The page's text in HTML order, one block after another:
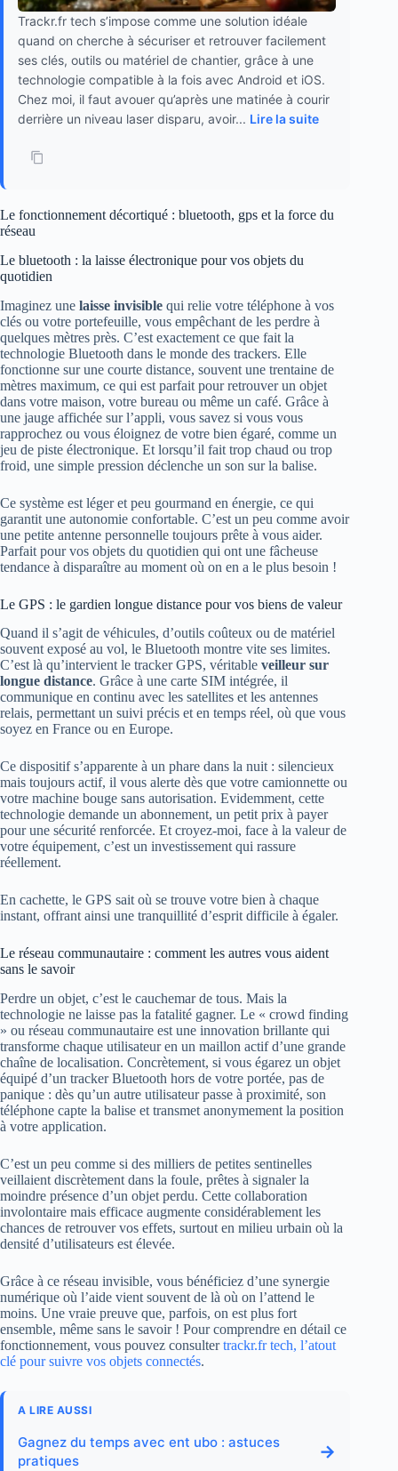
Trackr.fr tech s’impose comme une solution idéale
quand on cherche à sécuriser et retrouver facilement
ses clés, outils ou matériel de chantier, grâce à une
technologie compatible à la fois avec Android et iOS.
Chez moi, il faut avouer qu’après une matinée à courir
derrière un niveau laser disparu, avoir... Lire la suite
Le fonctionnement décortiqué : bluetooth, gps et la force du
réseau
Le bluetooth : la laisse électronique pour vos objets du
quotidien
Imaginez une laisse invisible qui relie votre téléphone à vos
clés ou votre portefeuille, vous empêchant de les perdre à
quelques mètres près. C’est exactement ce que fait la
technologie Bluetooth dans le monde des trackers. Elle
fonctionne sur une courte distance, souvent une trentaine de
mètres maximum, ce qui est parfait pour retrouver un objet
dans votre maison, votre bureau ou même un café. Grâce à
une jauge affichée sur l’appli, vous savez si vous vous
rapprochez ou vous éloignez de votre bien égaré, comme un
jeu de piste électronique. Et lorsqu’il fait trop chaud ou trop
froid, une simple pression déclenche un son sur la balise.
Ce système est léger et peu gourmand en énergie, ce qui
garantit une autonomie confortable. C’est un peu comme avoir
une petite antenne personnelle toujours prête à vous aider.
Parfait pour vos objets du quotidien qui ont une fâcheuse
tendance à disparaître au moment où on en a le plus besoin !
Le GPS : le gardien longue distance pour vos biens de valeur
Quand il s’agit de véhicules, d’outils coûteux ou de matériel
souvent exposé au vol, le Bluetooth montre vite ses limites.
C’est là qu’intervient le tracker GPS, véritable veilleur sur
longue distance. Grâce à une carte SIM intégrée, il
communique en continu avec les satellites et les antennes
relais, permettant un suivi précis et en temps réel, où que vous
soyez en France ou en Europe.
Ce dispositif s’apparente à un phare dans la nuit : silencieux
mais toujours actif, il vous alerte dès que votre camionnette ou
votre machine bouge sans autorisation. Evidemment, cette
technologie demande un abonnement, un petit prix à payer
pour une sécurité renforcée. Et croyez-moi, face à la valeur de
votre équipement, c’est un investissement qui rassure
réellement.
En cachette, le GPS sait où se trouve votre bien à chaque
instant, offrant ainsi une tranquillité d’esprit difficile à égaler.
Le réseau communautaire : comment les autres vous aident
sans le savoir
Perdre un objet, c’est le cauchemar de tous. Mais la
technologie ne laisse pas la fatalité gagner. Le « crowd finding
» ou réseau communautaire est une innovation brillante qui
transforme chaque utilisateur en un maillon actif d’une grande
chaîne de localisation. Concrètement, si vous égarez un objet
équipé d’un tracker Bluetooth hors de votre portée, pas de
panique : dès qu’un autre utilisateur passe à proximité, son
téléphone capte la balise et transmet anonymement la position
à votre application.
C’est un peu comme si des milliers de petites sentinelles
veillaient discrètement dans la foule, prêtes à signaler la
moindre présence d’un objet perdu. Cette collaboration
involontaire mais efficace augmente considérablement les
chances de retrouver vos effets, surtout en milieu urbain où la
densité d’utilisateurs est élevée.
Grâce à ce réseau invisible, vous bénéficiez d’une synergie
numérique où l’aide vient souvent de là où on l’attend le
moins. Une vraie preuve que, parfois, on est plus fort
ensemble, même sans le savoir ! Pour comprendre en détail ce
fonctionnement, vous pouvez consultertrackr.fr tech, l’atout
clé pour suivre vos objets connectés.
A LIRE AUSSI
Gagnez du temps avec ent ubo : astuces
pratiques
→